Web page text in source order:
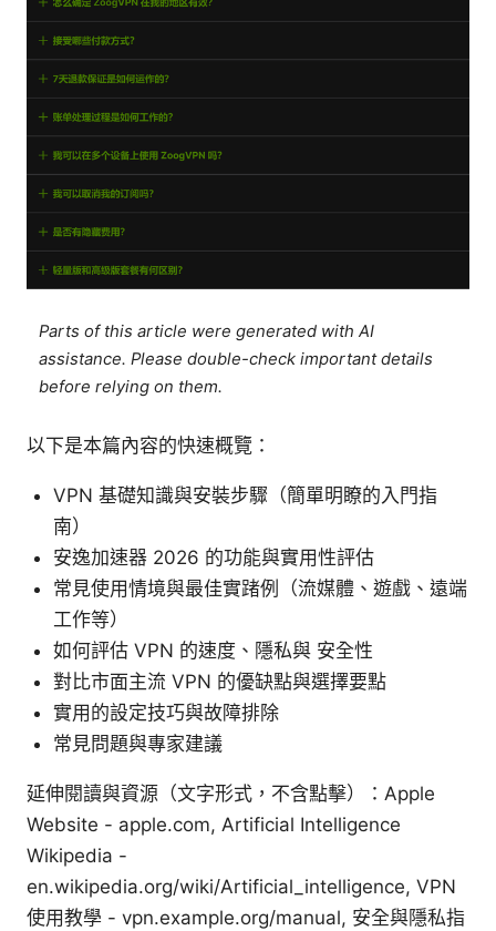
Parts of this article were generated with AI
assistance. Please double-check important details
before relying on them.
以下是本篇內容的快速概覽：
VPN 基礎知識與安裝步驟（簡單明瞭的入門指
南）
安逸加速器 2026 的功能與實用性評估
常見使用情境與最佳實踷例（流媒體、遊戲、遠端
工作等）
如何評估 VPN 的速度、隱私與 安全性
對比市面主流 VPN 的優缺點與選擇要點
實用的設定技巧與故障排除
常見問題與專家建議
延伸閱讀與資源（文字形式，不含點擊）：Apple
Website - apple.com, Artificial Intelligence
Wikipedia -
en.wikipedia.org/wiki/Artificial_intelligence, VPN
使用教學 - vpn.example.org/manual, 安全與隱私指